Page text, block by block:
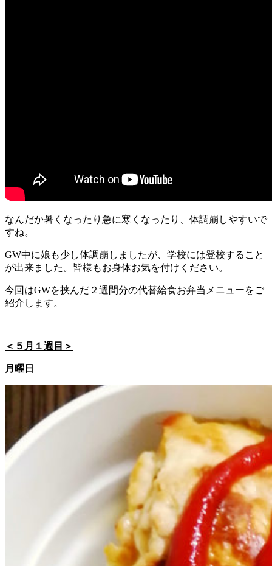
なんだか暑くなったり急に寒くなったり、体調崩しやすいで
すね。
GW中に娘も少し体調崩しましたが、学校には登校すること
が出来ました。皆様もお身体お気を付けください。
今回はGWを挟んだ２週間分の代替給食お弁当メニューをご
紹介します。
＜５月１週目＞
月曜日